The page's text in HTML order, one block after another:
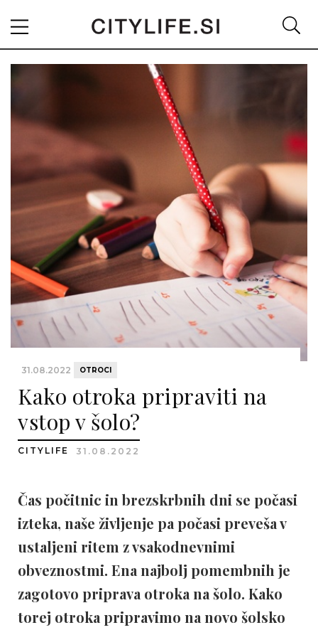
31.08.2022 OTROCI
Kako otroka pripraviti na
vstop v šolo?
CITYLIFE 31.08.2022
Čas počitnic in brezskrbnih dni se počasi
izteka, naše življenje pa počasi preveša v
ustaljeni ritem z vsakodnevnimi
obveznostmi. Ena najbolj pomembnih je
zagotovo priprava otroka na šolo. Kako
torej otroka pripravimo na novo šolsko